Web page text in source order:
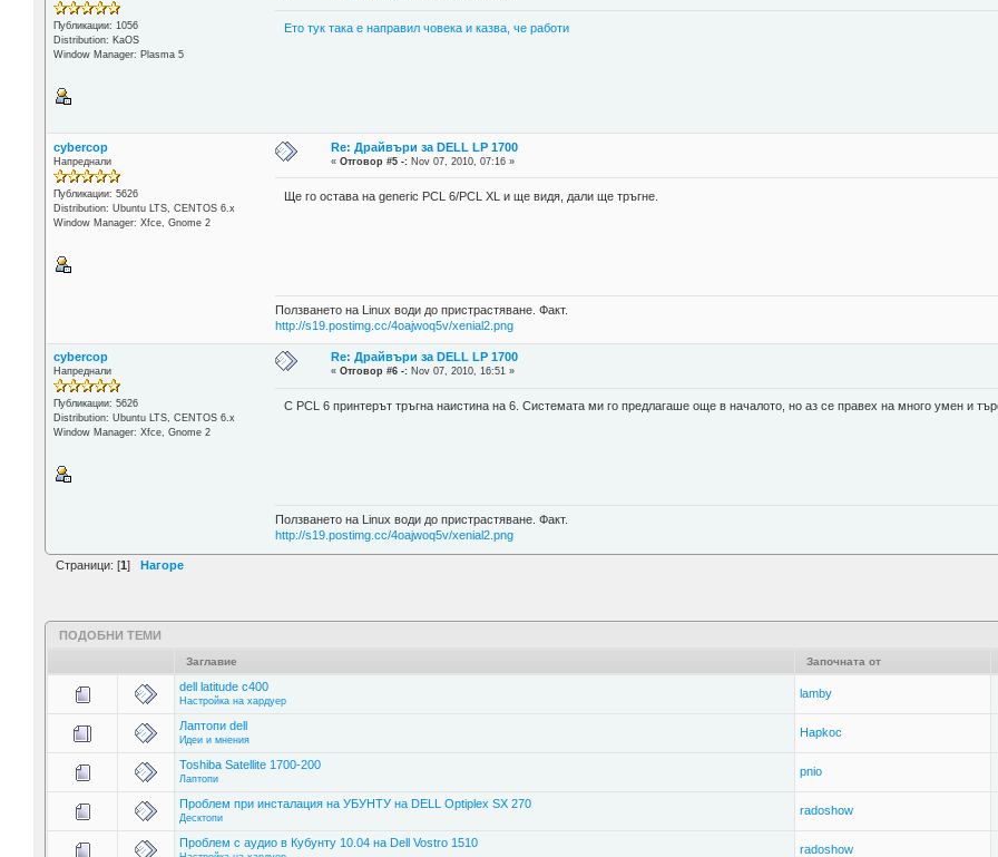
Публикации: 1056
Distribution: KaOS
Window Manager: Plasma 5
Ето тук така е направил човека и казва, че работи
cybercop
Напреднали
Публикации: 5626
Distribution: Ubuntu LTS, CENTOS 6.x
Window Manager: Xfce, Gnome 2
Re: Драйвъри за DELL LP 1700
«Отговор #5 -: Nov 07, 2010, 07:16 »
Ще го остава на generic PCL 6/PCL XL и ще видя, дали ще тръгне.
Ползването на Linux води до пристрастяване. Факт.
http://s19.postimg.cc/4oajwoq5v/xenial2.png
cybercop
Напреднали
Публикации: 5626
Distribution: Ubuntu LTS, CENTOS 6.x
Window Manager: Xfce, Gnome 2
Re: Драйвъри за DELL LP 1700
«Отговор #6 -: Nov 07, 2010, 16:51 »
С PCL 6 принтерът тръгна наистина на 6. Системата ми го предлагаше още в началото, но аз се правех на много умен и
Ползването на Linux води до пристрастяване. Факт.
http://s19.postimg.cc/4oajwoq5v/xenial2.png
Страници: [1] Нагоре
ПОДОБНИ ТЕМИ
Заглавие Започната от
dell latitude c400
Настройка на хардуер
lamby
Лаптопи dell
Идеи и мнения
Hapkoc
Тоshiba Satellite 1700-200
Лаптопи
pnio
Проблем при инсталация на УБУНТУ на DELL Optiplex SX 270
Десктопи
radoshow
Проблем с аудио в Кубунту 10.04 на Dell Vostro 1510 radoshow